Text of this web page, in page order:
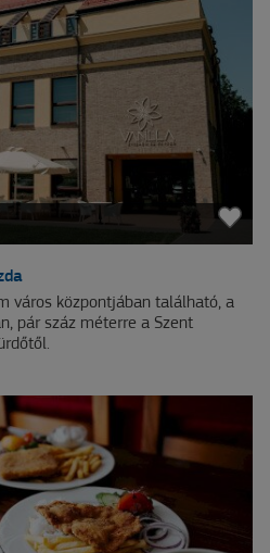
város központjában található, a
pár száz méterre a Szent